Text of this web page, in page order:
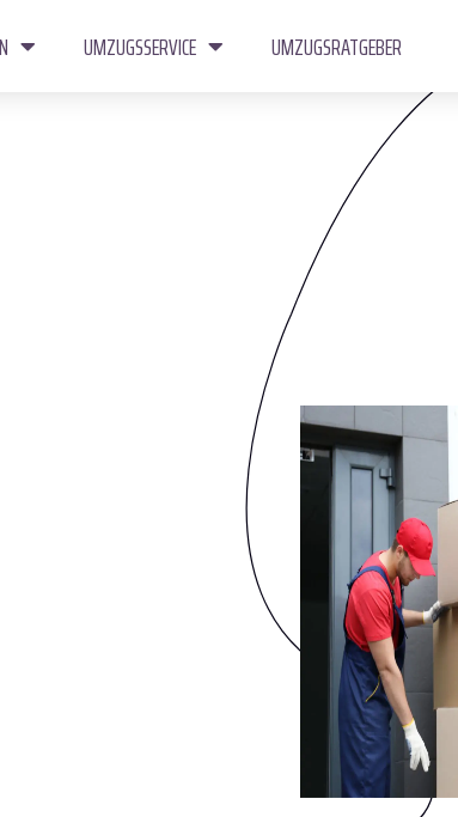
UMZUGSSERVICE UMZUGSRATGEBER